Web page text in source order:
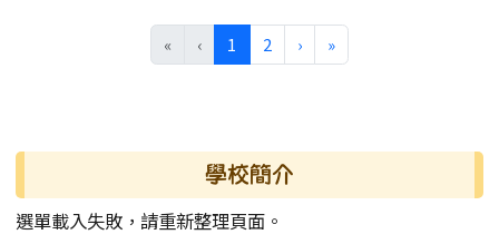
« ‹ 1 (目前頁次)
2 ›下一頁
»最後頁
左邊區域內容 學校簡介
選單載入失敗，請重新整理頁面。